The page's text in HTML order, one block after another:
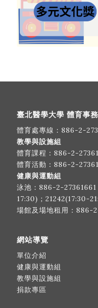
臺北醫學大學 體育事
體育處專線： 886-2-
教學與設施組
體育課程： 886-2-
體育活動： 886-2-
健康與運動組
泳池： 886-2-27361661
17:30)；21242(17:30-
場館及場地租用： 886-
網站導覽
單位介紹
健康與運動組
教學與設施組
捐款專區